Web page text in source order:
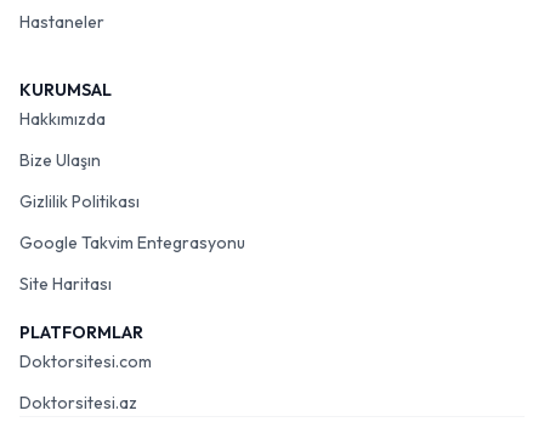
Hastaneler
KURUMSAL
Hakkımızda
Bize Ulaşın
Gizlilik Politikası
Google Takvim Entegrasyonu
Site Haritası
PLATFORMLAR
Doktorsitesi.com
Doktorsitesi.az